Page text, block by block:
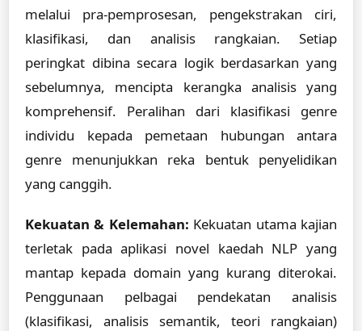
melalui pra-pemprosesan, pengekstrakan ciri,
klasifikasi, dan analisis rangkaian. Setiap
peringkat dibina secara logik berdasarkan yang
sebelumnya, mencipta kerangka analisis yang
komprehensif. Peralihan dari klasifikasi genre
individu kepada pemetaan hubungan antara
genre menunjukkan reka bentuk penyelidikan
yang canggih.
Kekuatan & Kelemahan: Kekuatan utama kajian
terletak pada aplikasi novel kaedah NLP yang
mantap kepada domain yang kurang diterokai.
Penggunaan pelbagai pendekatan analisis
(klasifikasi, analisis semantik, teori rangkaian)